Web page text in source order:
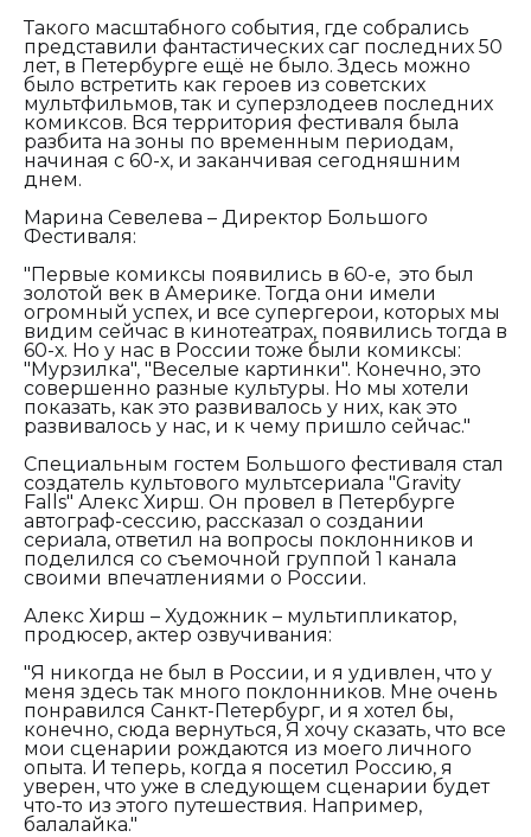
Такого масштабного события, где собрались
представили фантастических саг последних 50
лет, в Петербурге ещё не было. Здесь можно
было встретить как героев из советских
мультфильмов, так и суперзлодеев последних
комиксов. Вся территория фестиваля была
разбита на зоны по временным периодам,
начиная с 60-х, и заканчивая сегодняшним
днем.
Марина Севелева – Директор Большого
Фестиваля:
"Первые комиксы появились в 60-е, это был
золотой век в Америке. Тогда они имели
огромный успех, и все супергерои, которых мы
видим сейчас в кинотеатрах, появились тогда в
60-х. Но у нас в России тоже были комиксы:
"Мурзилка", "Веселые картинки". Конечно, это
совершенно разные культуры. Но мы хотели
показать, как это развивалось у них, как это
развивалось у нас, и к чему пришло сейчас."
Специальным гостем Большого фестиваля стал
создатель культового мультсериала "Gravity
Falls" Алекс Хирш. Он провел в Петербурге
автограф-сессию, рассказал о создании
сериала, ответил на вопросы поклонников и
поделился со съемочной группой 1 канала
своими впечатлениями о России.
Алекс Хирш – Художник – мультипликатор,
продюсер, актер озвучивания:
"Я никогда не был в России, и я удивлен, что у
меня здесь так много поклонников. Мне очень
понравился Санкт-Петербург, и я хотел бы,
конечно, сюда вернуться, Я хочу сказать, что все
мои сценарии рождаются из моего личного
опыта. И теперь, когда я посетил Россию, я
уверен, что уже в следующем сценарии будет
что-то из этого путешествия. Например,
балалайка."